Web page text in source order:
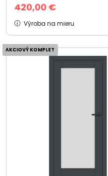
420,00 €
Výroba na mieru
AKCIOVÝ KOMPLET